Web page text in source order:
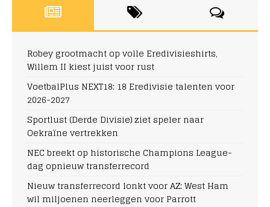
Robey grootmacht op volle Eredivisieshirts,
Willem II kiest juist voor rust
VoetbalPlus NEXT18: 18 Eredivisie talenten voor
2026-2027
Sportlust (Derde Divisie) ziet speler naar
Oekraïne vertrekken
NEC breekt op historische Champions League-
dag opnieuw transferrecord
Nieuw transferrecord lonkt voor AZ: West Ham
wil miljoenen neerleggen voor Parrott